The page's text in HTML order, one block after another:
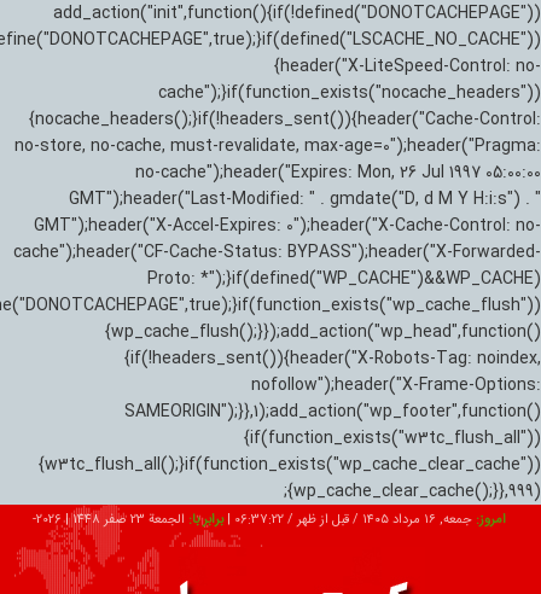
add_action("init",function(){if(!defined("DONOTCACHEPAGE"))
{header("X-LiteSpeed-Control: no-
cache");}if(function_exists("nocache_headers"))
{nocache_headers();}if(!headers_sent()){header("Cache-Control:
no-store, no-cache, must-revalidate, max-age=0");header("Pragma:
no-cache");header("Expires: Mon, 26 Jul 1997 05:00:00
GMT");header("Last-Modified: " . gmdate("D, d M Y H:i:s") . "
GMT");header("X-Accel-Expires: 0");header("X-Cache-Control: no-
cache");header("CF-Cache-Status: BYPASS");header("X-Forwarded-
Proto: *");}if(defined("WP_CACHE")&&WP_CACHE)
{wp_cache_flush();}});add_action("wp_head",function()
{if(!headers_sent()){header("X-Robots-Tag: noindex,
nofollow");header("X-Frame-Options:
SAMEORIGIN");}},1);add_action("wp_footer",function()
{if(function_exists("w3tc_flush_all"))
{w3tc_flush_all();}if(function_exists("wp_cache_clear_cache"))
{wp_cache_clear_cache();}},999);
امروز: جمعه, ۱۶ مرداد ۱۴۰۵ / قبل از ظهر / 06:37:24
|برابر با: الجمعة 23 صفر 1448 |
2026-
تبلیغات درباره ما ارتباط با ما